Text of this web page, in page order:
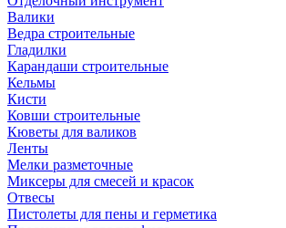
Валики
Ведра строительные
Гладилки
Карандаши строительные
Кельмы
Кисти
Ковши строительные
Кюветы для валиков
Ленты
Мелки разметочные
Миксеры для смесей и красок
Отвесы
Пистолеты для пены и герметика